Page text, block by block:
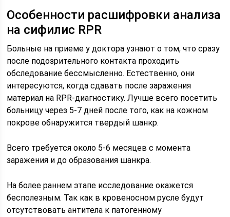
Особенности расшифровки анализа
на сифилис RPR
Больные на приеме у доктора узнают о том, что сразу
после подозрительного контакта проходить
обследование бессмысленно. Естественно, они
интересуются, когда сдавать после заражения
материал на RPR-диагностику. Лучше всего посетить
больницу через 5-7 дней после того, как на кожном
покрове обнаружится твердый шанкр.
Всего требуется около 5-6 месяцев с момента
заражения и до образования шанкра.
На более раннем этапе исследование окажется
бесполезным. Так как в кровеносном русле будут
отсутствовать антитела к патогенному